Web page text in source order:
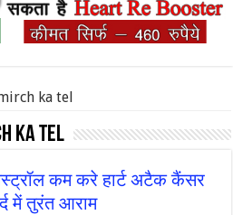
ka tel
ka tel
कम करे हार्ट अटैक कैंसर
में तुरंत आराम